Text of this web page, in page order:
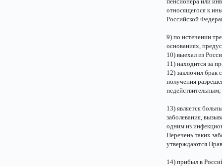
относящегося к
Российской
9) по истечении
основаниях,
10) выехал из
11) находится за
12) заключил брак
получения
недействительным;
13) является
заболевания,
одним из
Перечень таких
утверждаются
14) прибыл в